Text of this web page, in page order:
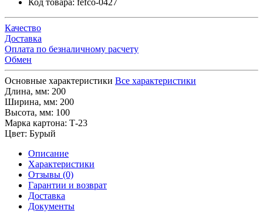
Качество
Доставка
Оплата по безналичному расчету
Обмен
Основные характеристики Все характеристики
Длина, мм: 200
Ширина, мм: 200
Высота, мм: 100
Марка картона: Т-23
Цвет: Бурый
Описание
Характеристики
Отзывы (0)
Гарантии и возврат
Доставка
Документы